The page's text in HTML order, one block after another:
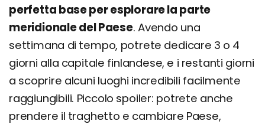
Quanto costa una settimana a Helsinki
Richiedi un preventivo personalizzato
perfetta base per esplorare la parte
meridionale del Paese. Avendo una
settimana di tempo, potrete dedicare 3 o 4
giorni alla capitale finlandese, e i restanti giorni
a scoprire alcuni luoghi incredibili facilmente
raggiungibili. Piccolo spoiler: potrete anche
prendere il traghetto e cambiare Paese,